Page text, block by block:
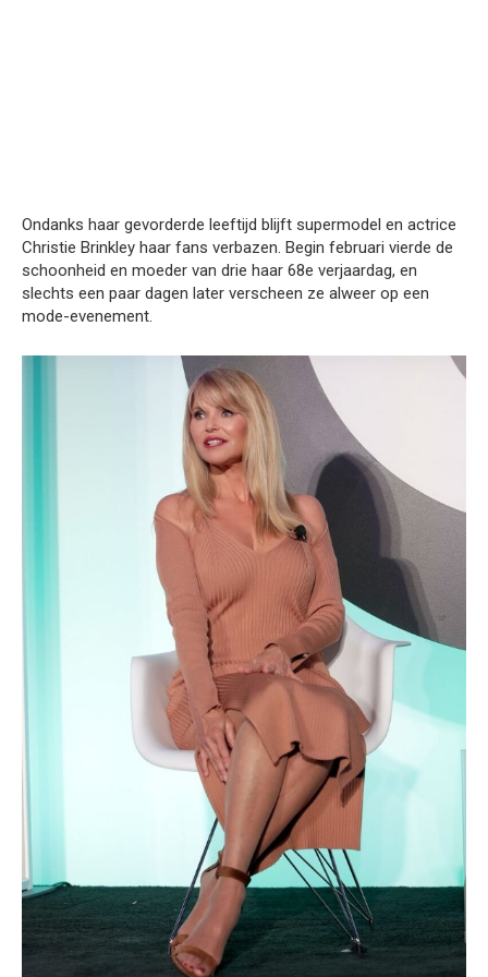
Ondanks haar gevorderde leeftijd blijft supermodel en actrice
Christie Brinkley haar fans verbazen. Begin februari vierde de
schoonheid en moeder van drie haar 68e verjaardag, en
slechts een paar dagen later verscheen ze alweer op een
mode-evenement.